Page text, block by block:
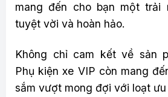
mang đến cho bạn một trải
tuyệt vời và hoàn hảo.
Không chỉ cam kết về sản
Phụ kiện xe VIP còn mang
sắm vượt mong đợi với loạt